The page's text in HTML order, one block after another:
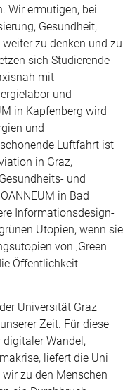
Wir ermutigen, bei
Gesundheit,
zu denken und zu
sich Studierende
mit
und
in Kapfenberg wird
und
Luftfahrt ist
in Graz,
und
in Bad
Informationsdesign-
Utopien, wenn sie
von ‚Green
Öffentlichkeit
Universität Graz
Zeit. Für diese
Wandel,
liefert die Uni
zu den Menschen